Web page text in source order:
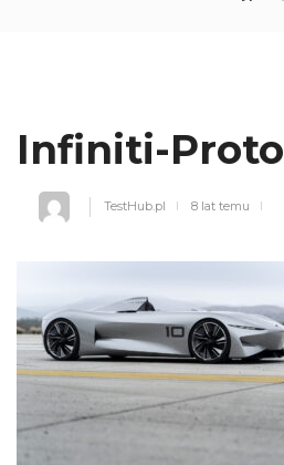
Infiniti-
TestHub.pl 8 lat temu